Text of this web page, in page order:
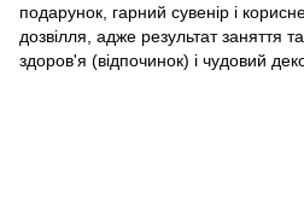
подарунок, гарний сувенір і
дозвілля, адже результат заняття
здоров'я (відпочинок) і чудовий